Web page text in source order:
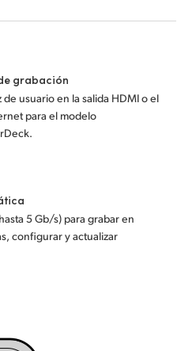
grabación
usuario en la salida HDMI o el
para el modelo
5 Gb/s) para grabar en
configurar y actualizar